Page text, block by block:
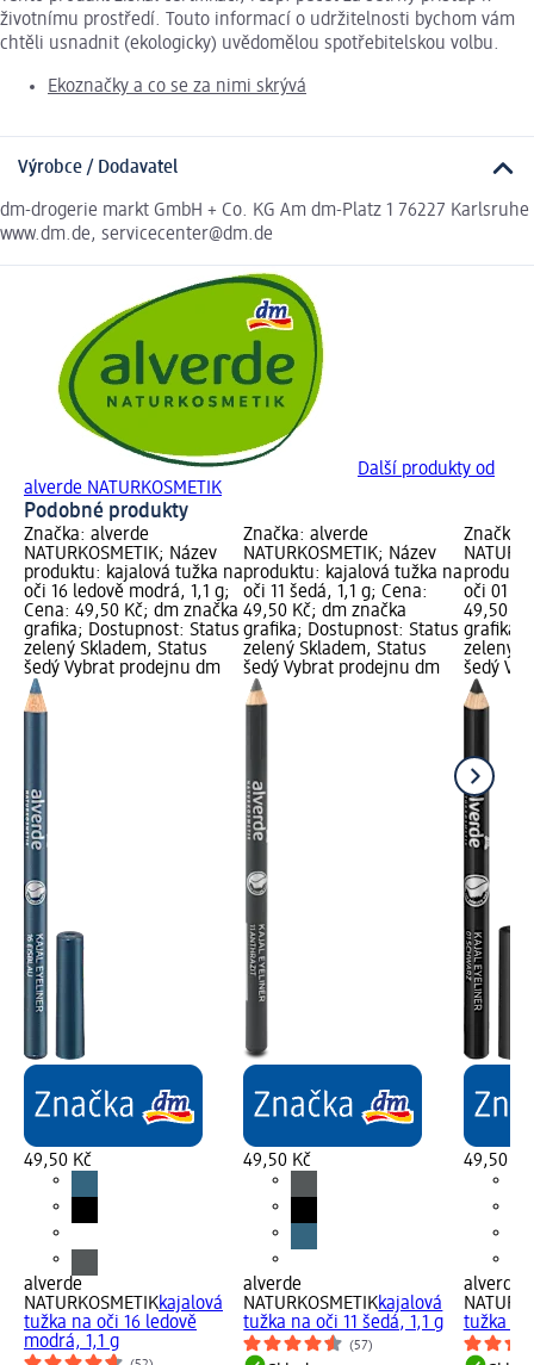
životnímu prostředí. Touto informací o udržitelnosti bychom vám
chtěli usnadnit (ekologicky) uvědomělou spotřebitelskou volbu.
Ekoznačky a co se za nimi skrývá
Výrobce / Dodavatel
dm-drogerie markt GmbH + Co. KG Am dm-Platz 1 76227 Karlsruhe
www.dm.de, servicecenter@dm.de
Další produkty od
alverde NATURKOSMETIK
Podobné produkty
Značka: alverde
NATURKOSMETIK; Název
produktu: kajalová tužka na
oči 16 ledově modrá, 1,1 g;
Cena: 49,50 Kč; dm značka
grafika; Dostupnost: Status
zelený Skladem, Status
šedý Vybrat prodejnu dm
49,50 Kč
alverde
NATURKOSMETIKkajalová
tužka na oči 16 ledově
modrá, 1,1 g
Značka: alverde
NATURKOSMETIK; Název
produktu: kajalová tužka na
oči 11 šedá, 1,1 g; Cena:
49,50 Kč; dm značka
grafika; Dostupnost: Status
zelený Skladem, Status
šedý Vybrat prodejnu dm
49,50 Kč
alverde
NATURKOSMETIKkajalová
tužka na oči 11 šedá, 1,1 g
(57)
Značka:
oči 01
49,50
grafika;
zelený
šedý
49,50 Kč
alverde
tužka na